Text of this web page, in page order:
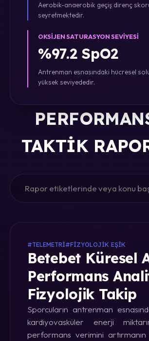
Aerobik-anaerobik geçiş direnç
seyretmektedir.
OKSIJEN SATURASYON SEVIYESI
%97.2 SpO2
Antrenman esnasındaki hücresel
yüksek seviyededir.
TAKTIK
#TELEMETRI#FIZYOLOJIK EŞIK
Betebet Küresel
Performans
Fizyolojik Takip
Sporcuların antrenman
kardiyovasküler enerji
performans verimini artırmanın